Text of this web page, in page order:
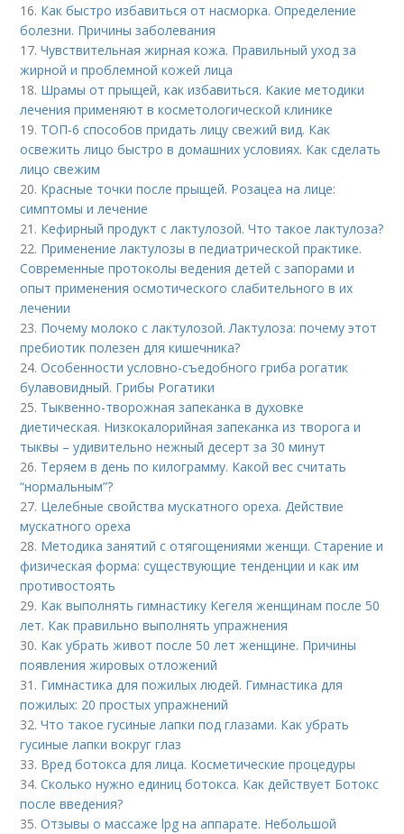
16. Как быстро избавиться от насморка. Определение
болезни. Причины заболевания
17.Чувствительная жирная кожа. Правильный уход за
жирной и проблемной кожей лица
18. Шрамы от прыщей, как избавиться. Какие методики
лечения применяют в косметологической клинике
19. ТОП-6 способов придать лицу свежий вид. Как
освежить лицо быстро в домашних условиях. Как сделать
лицо свежим
20. Красные точки после прыщей. Розацеа на лице:
симптомы и лечение
21. Кефирный продукт с лактулозой. Что такое лактулоза?
22. Применение лактулозы в педиатрической практике.
Современные протоколы ведения детей с запорами и
опыт применения осмотического слабительного в их
лечении
23. Почему молоко с лактулозой. Лактулоза: почему этот
пребиотик полезен для кишечника?
24.Особенности условно-съедобного гриба рогатик
булавовидный. Грибы Рогатики
25. Тыквенно-творожная запеканка в духовке
диетическая. Низкокалорийная запеканка из творога и
тыквы – удивительно нежный десерт за 30 минут
26. Теряем в день по килограмму. Какой вес считать
“нормальным”?
27. Целебные свойства мускатного ореха. Действие
мускатного ореха
28. Методика занятий с отягощениями женщи. Старение и
физическая форма: существующие тенденции и как им
противостоять
29. Как выполнять гимнастику Кегеля женщинам после 50
лет. Как правильно выполнять упражнения
30. Как убрать живот после 50 лет женщине. Причины
появления жировых отложений
31. Гимнастика для пожилых людей. Гимнастика для
пожилых: 20 простых упражнений
32.Что такое гусиные лапки под глазами. Как убрать
гусиные лапки вокруг глаз
33. Вред ботокса для лица. Косметические процедуры
34.Сколько нужно единиц ботокса. Как действует Ботокс
после введения?
35.Отзывы о массаже lpg на аппарате. Небольшой